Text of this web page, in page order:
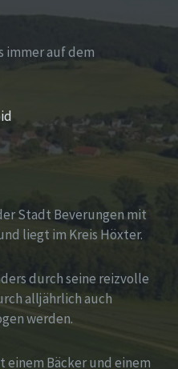
immer auf dem
Stadt Beverungen mit
liegt im Kreis Höxter.
durch seine reizvolle
alljährlich auch
werden.
einem Bäcker und einem